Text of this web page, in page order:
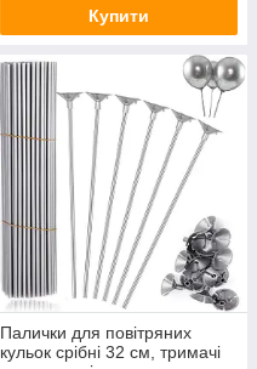
Купити
Палички для повітряних
кульок срібні 32 см, тримачі